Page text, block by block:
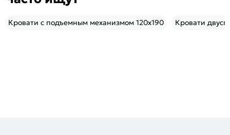
Кровати с подъемным механизмом 120x190 Кровати